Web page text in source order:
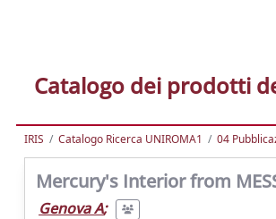
Catalogo dei prodotti
IRIS Catalogo Ricerca UNIROMA1 04
Mercury's Interior from
Genova A;